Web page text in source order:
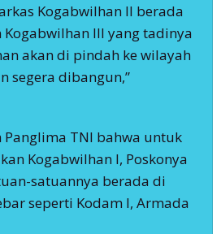
Kogabwilhan II berada
III yang tadinya
akan di pindah ke wilayah
segera dibangun,”
TNI bahwa untuk
Kogabwilhan I, Poskonya
satuannya berada di
seperti Kodam I, Armada